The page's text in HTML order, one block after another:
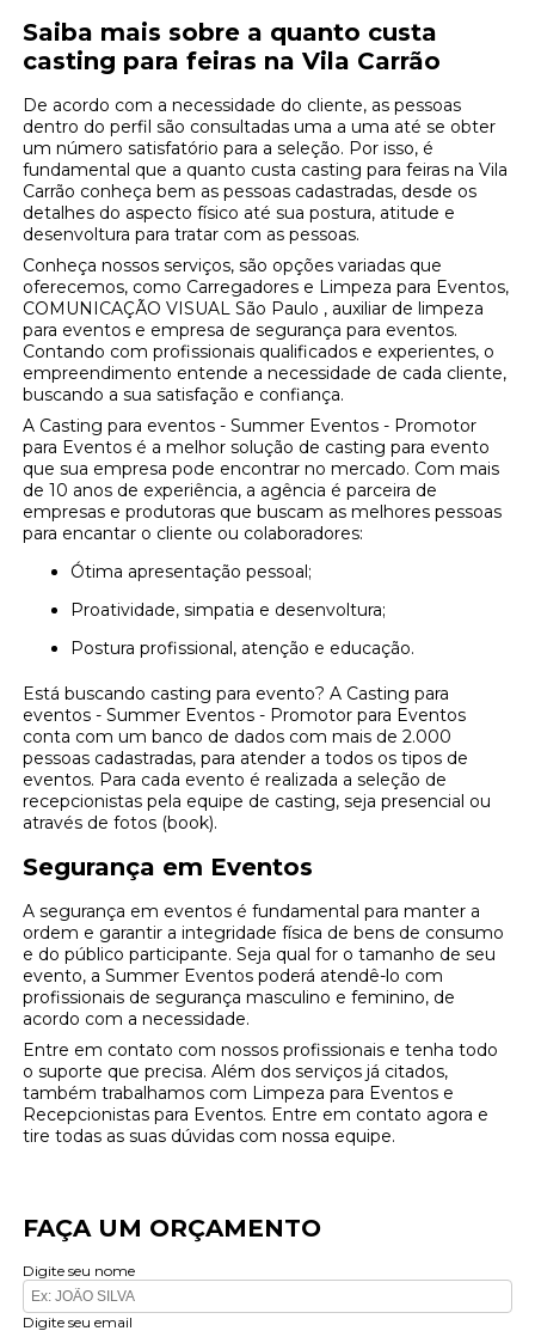
Saiba mais sobre a quanto custa
casting para feiras na Vila Carrão
De acordo com a necessidade do cliente, as pessoas
dentro do perfil são consultadas uma a uma até se obter
um número satisfatório para a seleção. Por isso, é
fundamental que a quanto custa casting para feiras na Vila
Carrão conheça bem as pessoas cadastradas, desde os
detalhes do aspecto físico até sua postura, atitude e
desenvoltura para tratar com as pessoas.
Conheça nossos serviços, são opções variadas que
oferecemos, como Carregadores e Limpeza para Eventos,
COMUNICAÇÃO VISUAL São Paulo , auxiliar de limpeza
para eventos e empresa de segurança para eventos.
Contando com profissionais qualificados e experientes, o
empreendimento entende a necessidade de cada cliente,
buscando a sua satisfação e confiança.
A Casting para eventos - Summer Eventos - Promotor
para Eventos é a melhor solução de casting para evento
que sua empresa pode encontrar no mercado. Com mais
de 10 anos de experiência, a agência é parceira de
empresas e produtoras que buscam as melhores pessoas
para encantar o cliente ou colaboradores:
Ótima apresentação pessoal;
Proatividade, simpatia e desenvoltura;
Postura profissional, atenção e educação.
Está buscando casting para evento? A Casting para
eventos - Summer Eventos - Promotor para Eventos
conta com um banco de dados com mais de 2.000
pessoas cadastradas, para atender a todos os tipos de
eventos. Para cada evento é realizada a seleção de
recepcionistas pela equipe de casting, seja presencial ou
através de fotos (book).
Segurança em Eventos
A segurança em eventos é fundamental para manter a
ordem e garantir a integridade física de bens de consumo
e do público participante. Seja qual for o tamanho de seu
evento, a Summer Eventos poderá atendê-lo com
profissionais de segurança masculino e feminino, de
acordo com a necessidade.
Entre em contato com nossos profissionais e tenha todo
o suporte que precisa. Além dos serviços já citados,
também trabalhamos com Limpeza para Eventos e
Recepcionistas para Eventos. Entre em contato agora e
tire todas as suas dúvidas com nossa equipe.
FAÇA UM ORÇAMENTO
Digite seu nome
Digite seu email